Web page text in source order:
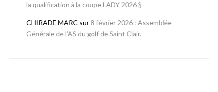
la qualification à la coupe LADY 2026 🍾
CHIRADE MARC sur 8 février 2026 : Assemblée
Générale de l’AS du golf de Saint Clair.